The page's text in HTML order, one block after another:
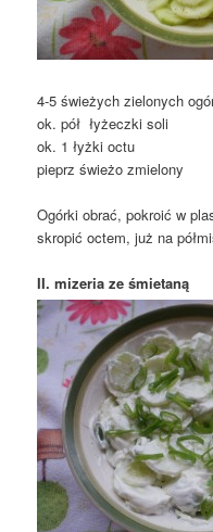
4-5 świeżych zielonych
ok. pół łyżeczki soli
ok. 1 łyżki octu
pieprz świeżo zmielony
Ogórki obrać, pokroić w
skropić octem, już na
II. mizeria ze śmietaną